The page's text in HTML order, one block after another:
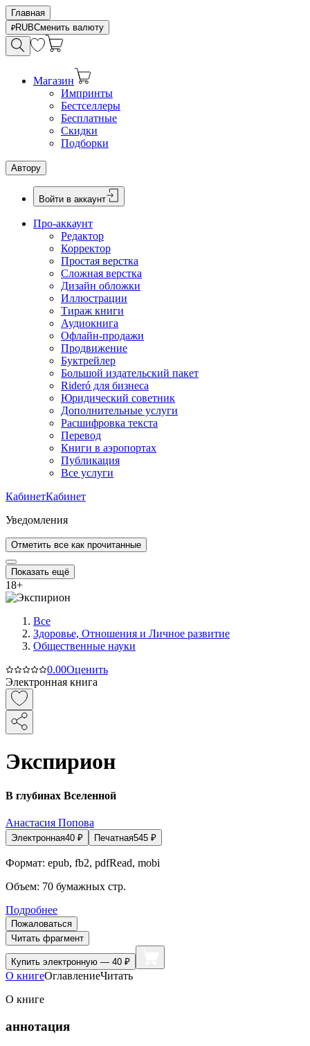
Главная
RUBСменить валюту
Магазин
Импринты
Бестселлеры
Бесплатные
Скидки
Подборки
Автору
Войти в аккаунт
Про-аккаунт
Редактор
Корректор
Простая верстка
Сложная верстка
Дизайн обложки
Иллюстрации
Тираж книги
Аудиокнига
Офлайн-продажи
Продвижение
Буктрейлер
Большой издательский пакет
Rideró для бизнеса
Юридический советник
Дополнительные услуги
Расшифровка текста
Перевод
Книги в аэропортах
Публикация
Все услуги
КабинетКабинет
Уведомления
Отметить все как прочитанные
Показать ещё
18+
Все
Здоровье, Отношения и Личное развитие
Общественные науки
0.00Оценить
Электронная книга
Экспирион
В глубинах Вселенной
Анастасия Попова
Электронная40 ₽ Печатная545 ₽
Формат: epub, fb2, pdfRead, mobi
Объем: 70 бумажных стр.
Подробнее
Пожаловаться
Читать фрагмент
Купить электронную — 40 ₽
О книгеОглавлениеЧитать
О книге
аннотация